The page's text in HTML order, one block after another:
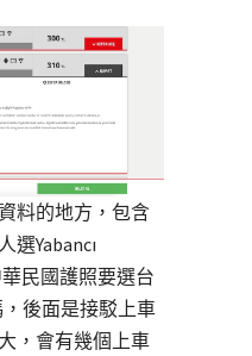
料的地方，包含
選Yabancı
民國護照要選台
，後面是接駁上車
，會有幾個上車